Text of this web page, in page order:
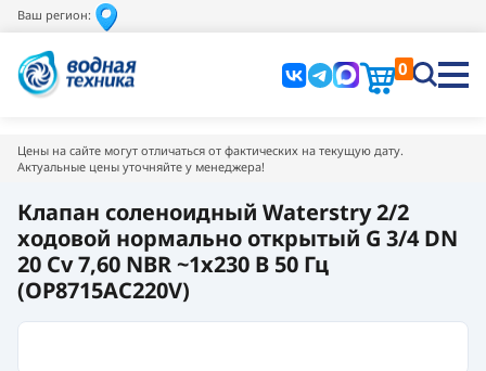
Ваш регион:
0
Цены на сайте могут отличаться от фактических на текущую дату.
Актуальные цены уточняйте у менеджера!
Клапан соленоидный Waterstry 2/2
ходовой нормально открытый G 3/4 DN
20 Cv 7,60 NBR ~1x230 В 50 Гц
(OP8715AC220V)